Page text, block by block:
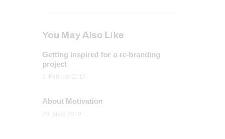
You May Also Like
Getting inspired for a re-branding
project
2. Februar 2019
About Motivation
20. März 2019